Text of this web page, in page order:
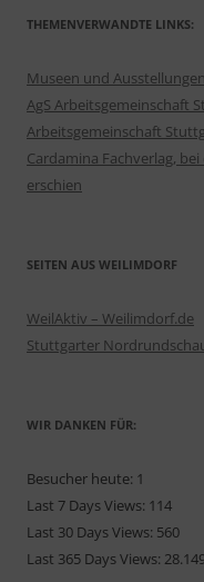
THEMENVERWANDTE LINKS:
Museen und
AgS Arbeitsgemeinschaft
Arbeitsgemeinschaft
Cardamina Fachverlag,
erschien
SEITEN AUS WEILIMDORF
WeilAktiv – Weilimdorf.de
Stuttgarter
WIR DANKEN FÜR:
Besucher heute: 1
Last 7 Days Views: 114
Last 30 Days Views: 560
Last 365 Days Views: